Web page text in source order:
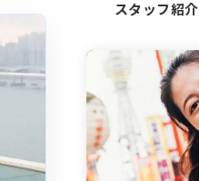
スタッフ紹介